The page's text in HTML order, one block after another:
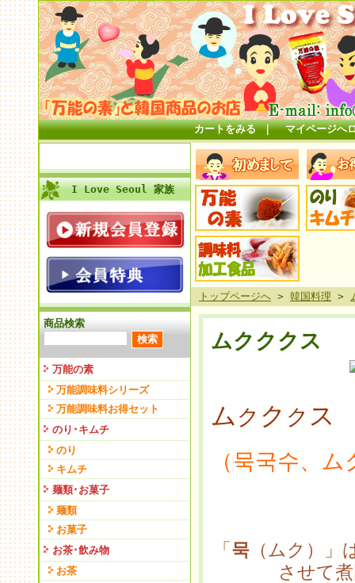
カートをみる｜ マイページへ
I Love Seoul 家族
商品検索
万能の素
万能調味料シリーズ
万能調味料お得セット
のり･キムチ
のり
キムチ
麺類･お菓子
麺類
お菓子
お茶･飲み物
お茶
トップページへ > 韓国料理 >
ムクククス
ム ク ク ク ス
（묵국수、
「묵 （ムク）
させて